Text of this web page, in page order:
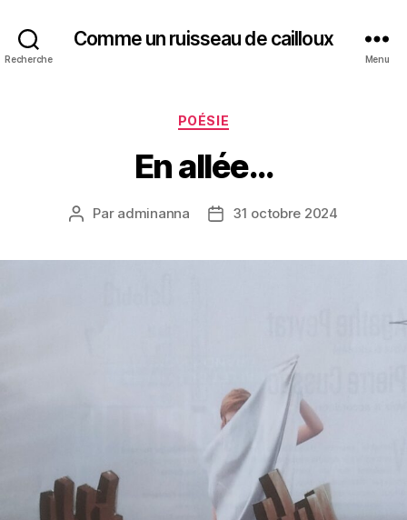
Recherche
Comme un ruisseau de cailloux
Menu
Catégories
POÉSIE
En allée…
Auteur
Par adminanna
Date31 octobre 2024